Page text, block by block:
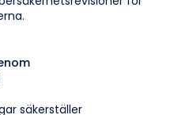
säkerställer